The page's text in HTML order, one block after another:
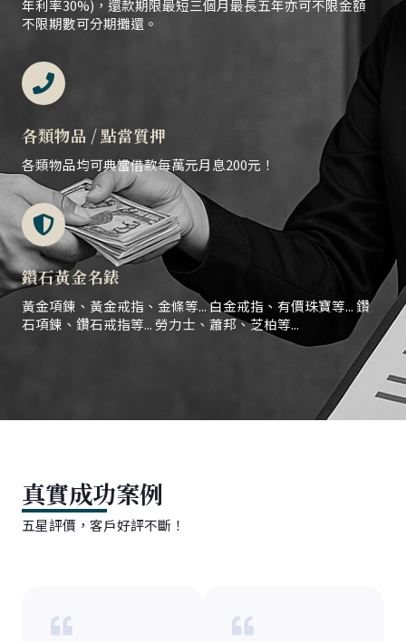
年利率30%)，還款期限最短三個月最長五年亦可不限金額
不限期數可分期攤還。
各類物品 / 點當質押
各類物品均可典當借款每萬元月息200元！
鑽石黃金名錶
黃金項鍊、黃金戒指、金條等... 白金戒指、有價珠寶等... 鑽
石項鍊、鑽石戒指等... 勞力士、蕭邦、芝柏等...
真實成功案例
五星評價，客戶好評不斷！